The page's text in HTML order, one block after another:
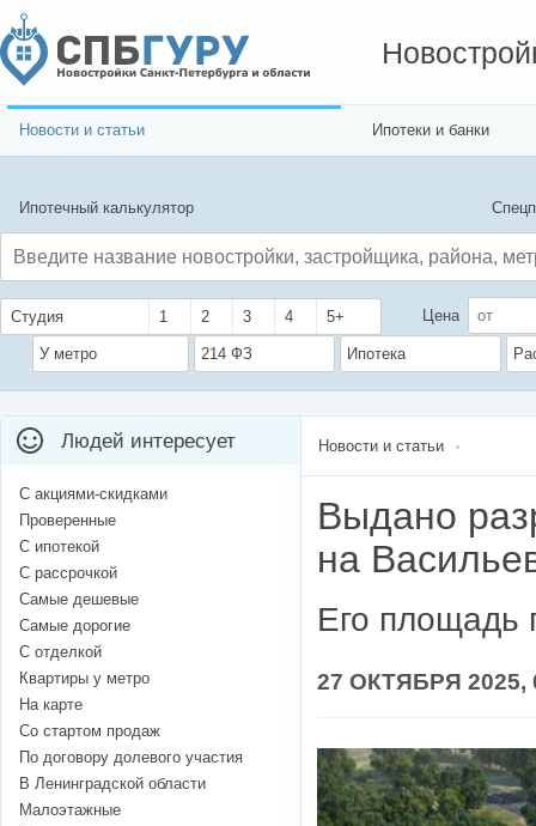
Новости и статьи Ипотеки и банки
Ипотечный калькулятор
Студия 1 2 3 4 5+ Цена
У метро 214 ФЗ Ипотека
Новости и статьи
Выдано
на
Его площадь
27 ОКТЯБРЯ 2025,
Людей интересует
С акциями-скидками
Проверенные
С ипотекой
С рассрочкой
Самые дешевые
Самые дорогие
С отделкой
Квартиры у метро
На карте
Со стартом продаж
По договору долевого участия
В Ленинградской области
Малоэтажные